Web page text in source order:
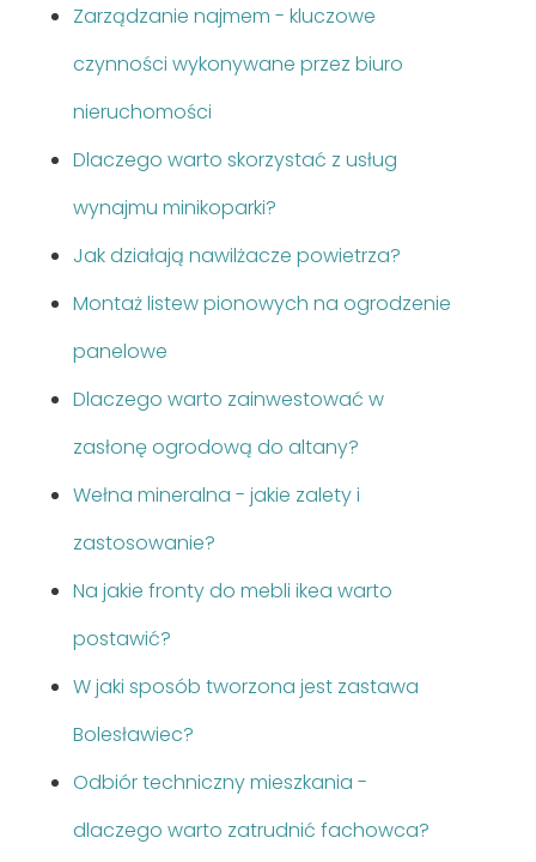
Zarządzanie najmem - kluczowe
czynności wykonywane przez biuro
nieruchomości
Dlaczego warto skorzystać z usług
wynajmu minikoparki?
Jak działają nawilżacze powietrza?
Montaż listew pionowych na ogrodzenie
panelowe
Dlaczego warto zainwestować w
zasłonę ogrodową do altany?
Wełna mineralna - jakie zalety i
zastosowanie?
Na jakie fronty do mebli ikea warto
postawić?
W jaki sposób tworzona jest zastawa
Bolesławiec?
Odbiór techniczny mieszkania -
dlaczego warto zatrudnić fachowca?